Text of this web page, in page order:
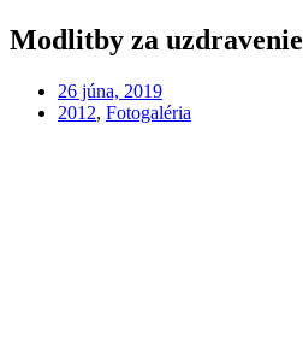
Modlitby za uzdravenie
26 júna, 2019
2012, Fotogaléria